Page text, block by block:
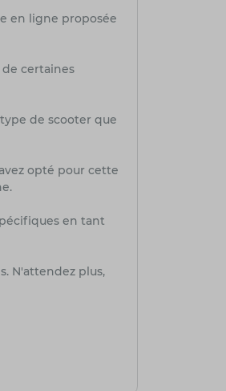
en ligne proposée
certaines
de scooter que
opté pour cette
en tant
N'attendez plus,